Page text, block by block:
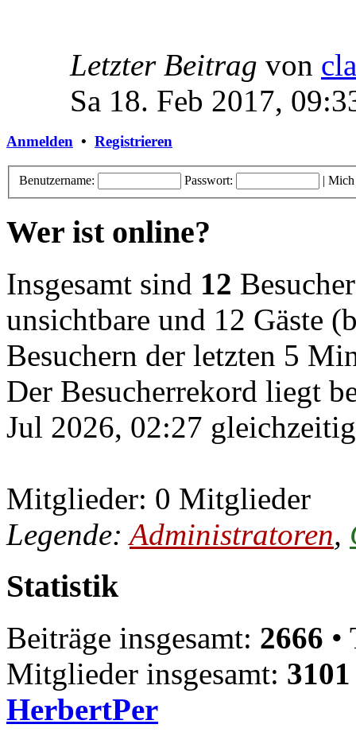
Letzter Beitrag von
Sa 18. Feb 2017,
Anmelden • Registrieren
Benutzername: Passwort: | Mich
Wer ist online?
Insgesamt sind 12
unsichtbare und 12 Gäste
Besuchern der letzten 5
Der Besucherrekord liegt
Jul 2026, 02:27
Mitglieder: 0 Mitglieder
Legende:Administratoren,
Statistik
Beiträge insgesamt: 2666 •
Mitglieder insgesamt: 3101
HerbertPer